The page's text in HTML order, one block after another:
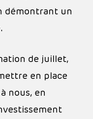
démontrant un
de juillet,
en place
nous, en